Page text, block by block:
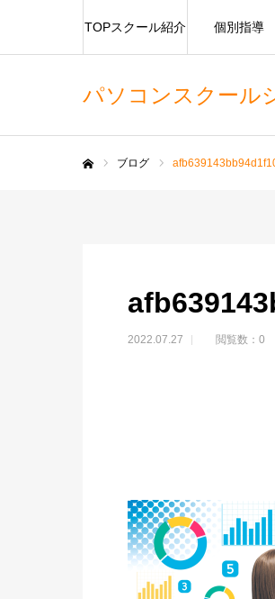
パソコンスクール
TOPスクール紹介 個別指導
ブログ
2022.07.27 閲覧数：0